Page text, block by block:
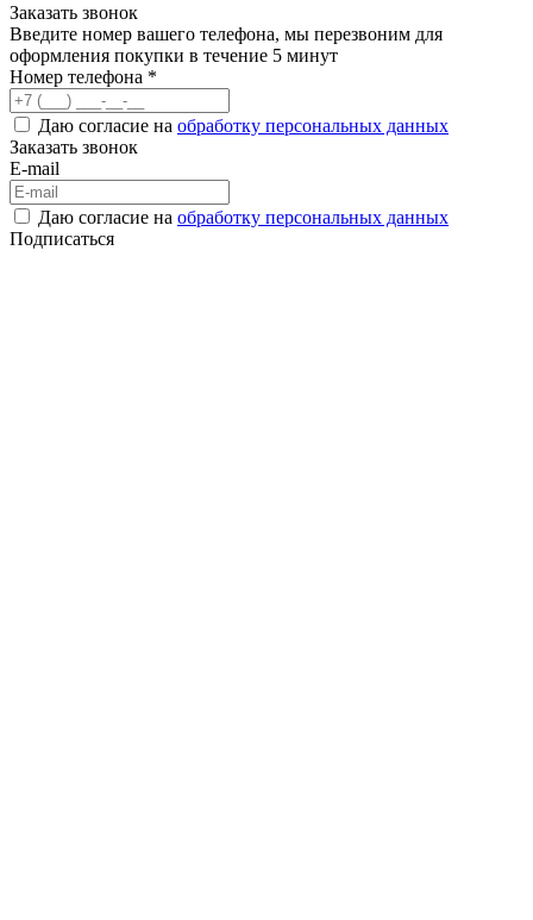
Заказать звонок
Введите номер вашего телефона, мы перезвоним для
оформления покупки в течение 5 минут
Номер телефона *
Даю согласие на обработку персональных данных
Заказать звонок
E-mail
Даю согласие на обработку персональных данных
Подписаться